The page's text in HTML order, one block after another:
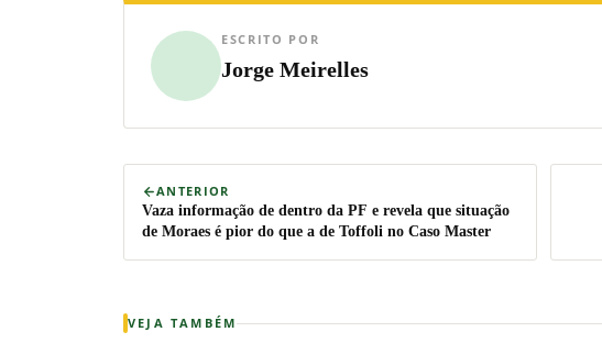
ESCRITO POR
Jorge Meirelles
ANTERIOR
Vaza informação de dentro da PF e revela que situação
de Moraes é pior do que a de Toffoli no Caso Master
VEJA TAMBÉM